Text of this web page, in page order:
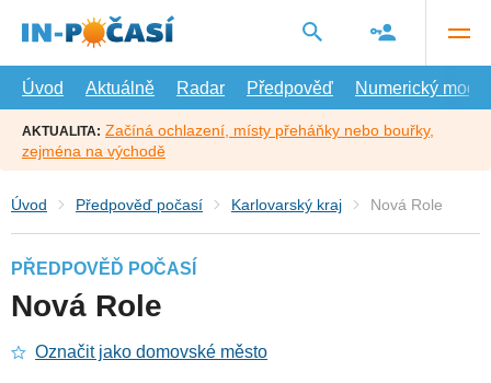
hlavní
Úvod
Aktuálně Radar Předpověď Numerický model
AKTUALITA: Začíná ochlazení, místy přeháňky nebo bouřky,
zejména na východě
Úvod Předpověď počasí Karlovarský kraj Nová Role
PŘEDPOVĚĎ POČASÍ
Nová Role
Označit jako domovské město